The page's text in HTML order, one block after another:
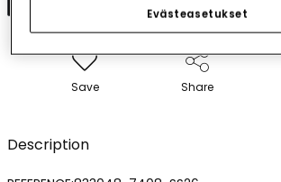
Save Share
Description
Evästeasetukset